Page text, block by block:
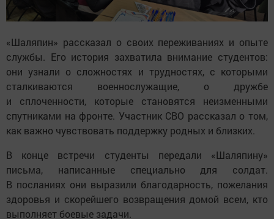
«Шаляпин» рассказал о своих переживаниях и опыте
службы. Его история захватила внимание студентов:
они узнали о сложностях и трудностях, с которыми
сталкиваются военнослужащие, о дружбе
и сплоченности, которые становятся неизменными
спутниками на фронте. Участник СВО рассказал о том,
как важно чувствовать поддержку родных и близких.
В конце встречи студенты передали «Шаляпину»
письма, написанные специально для солдат.
В посланиях они выразили благодарность, пожелания
здоровья и скорейшего возвращения домой всем, кто
выполняет боевые задачи.